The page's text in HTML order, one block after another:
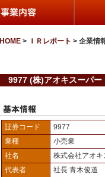
HOME > ＩＲレポート > 企業情
9977 (株)アオキスーパー
証券コード
9977
業種
小売業
社名
株式会社アオ
代表者
社長 青木俊道